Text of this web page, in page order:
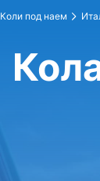
Коли под наем